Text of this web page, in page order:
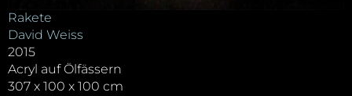
Rakete
David Weiss
2015
Acryl auf Ölfässern
307 x 100 x 100 cm